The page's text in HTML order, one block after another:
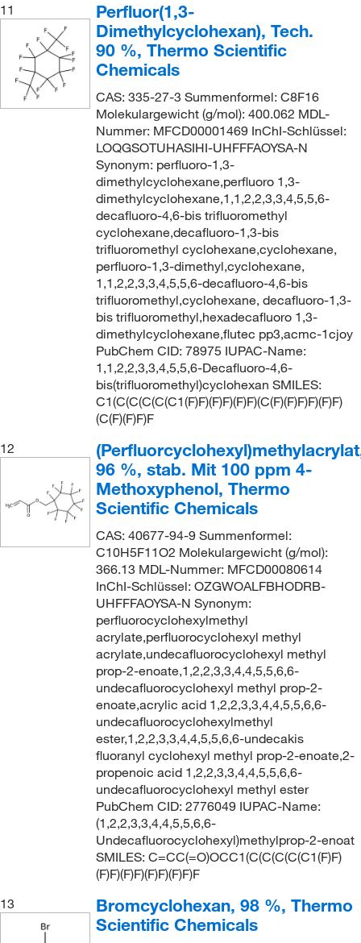
11
Perfluor(1,3-
Dimethylcyclohexan), Tech.
90 %, Thermo Scientific
Chemicals
CAS: 335-27-3 Summenformel: C8F16
Molekulargewicht (g/mol): 400.062 MDL-
Nummer: MFCD00001469 InChI-Schlüssel:
LOQGSOTUHASIHI-UHFFFAOYSA-N
Synonym: perfluoro-1,3-
dimethylcyclohexane,perfluoro 1,3-
dimethylcyclohexane,1,1,2,2,3,3,4,5,5,6-
decafluoro-4,6-bis trifluoromethyl
cyclohexane,decafluoro-1,3-bis
trifluoromethyl cyclohexane,cyclohexane,
perfluoro-1,3-dimethyl,cyclohexane,
1,1,2,2,3,3,4,5,5,6-decafluoro-4,6-bis
trifluoromethyl,cyclohexane, decafluoro-1,3-
bis trifluoromethyl,hexadecafluoro 1,3-
dimethylcyclohexane,flutec pp3,acmc-1cjoy
PubChem CID: 78975 IUPAC-Name:
1,1,2,2,3,3,4,5,5,6-Decafluoro-4,6-
bis(trifluoromethyl)cyclohexan SMILES:
C1(C(C(C(C(C1(F)F)(F)F)(F)F)(C(F)(F)F)F)(F)F)
(C(F)(F)F)F
12
96 %, stab. Mit 100 ppm 4-
Methoxyphenol, Thermo
Scientific Chemicals
CAS: 40677-94-9 Summenformel:
C10H5F11O2 Molekulargewicht (g/mol):
366.13 MDL-Nummer: MFCD00080614
InChI-Schlüssel: OZGWOALFBHODRB-
UHFFFAOYSA-N Synonym:
perfluorocyclohexylmethyl
acrylate,perfluorocyclohexyl methyl
acrylate,undecafluorocyclohexyl methyl
prop-2-enoate,1,2,2,3,3,4,4,5,5,6,6-
undecafluorocyclohexyl methyl prop-2-
enoate,acrylic acid 1,2,2,3,3,4,4,5,5,6,6-
undecafluorocyclohexylmethyl
ester,1,2,2,3,3,4,4,5,5,6,6-undecakis
fluoranyl cyclohexyl methyl prop-2-enoate,2-
propenoic acid 1,2,2,3,3,4,4,5,5,6,6-
undecafluorocyclohexyl methyl ester
PubChem CID: 2776049 IUPAC-Name:
(1,2,2,3,3,4,4,5,5,6,6-
Undecafluorocyclohexyl)methylprop-2-enoat
SMILES: C=CC(=O)OCC1(C(C(C(C(C1(F)F)
(F)F)(F)F)(F)F)(F)F)F
13
Bromcyclohexan, 98 %, Thermo
Scientific Chemicals